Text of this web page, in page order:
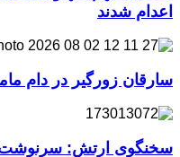
اعدام شدند
سارقان زورگیر در دام
سخنگوی ارتش: سرنوشت ۳ خلبان ما هنوز مشخص